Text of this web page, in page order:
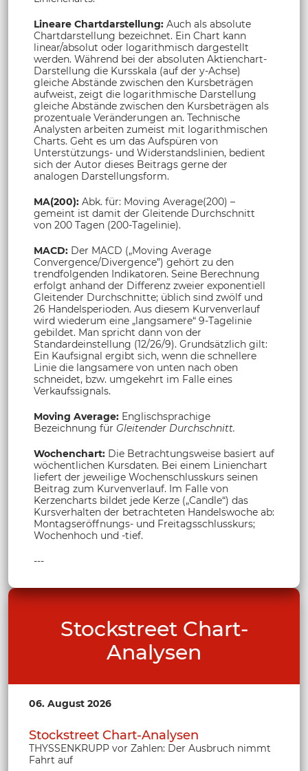
Lineare Chartdarstellung: Auch als absolute
Chartdarstellung bezeichnet. Ein Chart kann
linear/absolut oder logarithmisch dargestellt
werden. Während bei der absoluten Aktienchart-
Darstellung die Kursskala (auf der y-Achse)
gleiche Abstände zwischen den Kursbeträgen
aufweist, zeigt die logarithmische Darstellung
gleiche Abstände zwischen den Kursbeträgen als
prozentuale Veränderungen an. Technische
Analysten arbeiten zumeist mit logarithmischen
Charts. Geht es um das Aufspüren von
Unterstützungs- und Widerstandslinien, bedient
sich der Autor dieses Beitrags gerne der
analogen Darstellungsform.
MA(200): Abk. für: Moving Average(200) –
gemeint ist damit der Gleitende Durchschnitt
von 200 Tagen (200-Tagelinie).
MACD: Der MACD („Moving Average
Convergence/Divergence”) gehört zu den
trendfolgenden Indikatoren. Seine Berechnung
erfolgt anhand der Differenz zweier exponentiell
Gleitender Durchschnitte; üblich sind zwölf und
26 Handelsperioden. Aus diesem Kurvenverlauf
wird wiederum eine „langsamere“ 9-Tagelinie
gebildet. Man spricht dann von der
Standardeinstellung (12/26/9). Grundsätzlich gilt:
Ein Kaufsignal ergibt sich, wenn die schnellere
Linie die langsamere von unten nach oben
schneidet, bzw. umgekehrt im Falle eines
Verkaufssignals.
Moving Average: Englischsprachige
Bezeichnung für Gleitender Durchschnitt.
Wochenchart: Die Betrachtungsweise basiert auf
wöchentlichen Kursdaten. Bei einem Linienchart
liefert der jeweilige Wochenschlusskurs seinen
Beitrag zum Kurvenverlauf. Im Falle von
Kerzencharts bildet jede Kerze („Candle“) das
Kursverhalten der betrachteten Handelswoche ab:
Montagseröffnungs- und Freitagsschlusskurs;
Wochenhoch und -tief.
---
Stockstreet Chart-
Analysen
06. August 2026
Stockstreet Chart-Analysen
THYSSENKRUPP vor Zahlen: Der Ausbruch nimmt
Fahrt auf